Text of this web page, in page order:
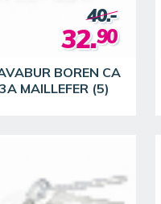
BOREN CA
MAILLEFER (5)
40.-
32.90